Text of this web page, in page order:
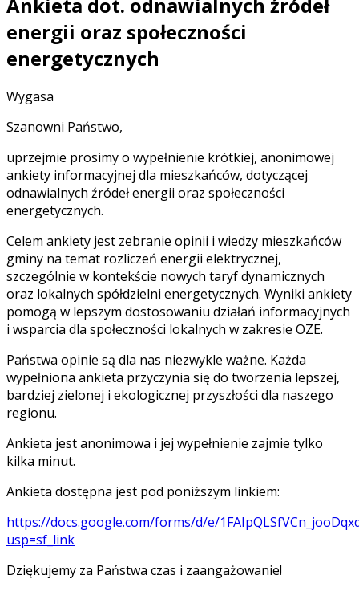
Ankieta dot. odnawialnych źródeł
energii oraz społeczności
energetycznych
Wygasa
Szanowni Państwo,
uprzejmie prosimy o wypełnienie krótkiej, anonimowej
ankiety informacyjnej dla mieszkańców, dotyczącej
odnawialnych źródeł energii oraz społeczności
energetycznych.
Celem ankiety jest zebranie opinii i wiedzy mieszkańców
gminy na temat rozliczeń energii elektrycznej,
szczególnie w kontekście nowych taryf dynamicznych
oraz lokalnych spółdzielni energetycznych. Wyniki ankiety
pomogą w lepszym dostosowaniu działań informacyjnych
i wsparcia dla społeczności lokalnych w zakresie OZE.
Państwa opinie są dla nas niezwykle ważne. Każda
wypełniona ankieta przyczynia się do tworzenia lepszej,
bardziej zielonej i ekologicznej przyszłości dla naszego
regionu.
Ankieta jest anonimowa i jej wypełnienie zajmie tylko
kilka minut.
Ankieta dostępna jest pod poniższym linkiem:
https://docs.google.com/forms/d/e/
usp=sf_link
Dziękujemy za Państwa czas i zaangażowanie!